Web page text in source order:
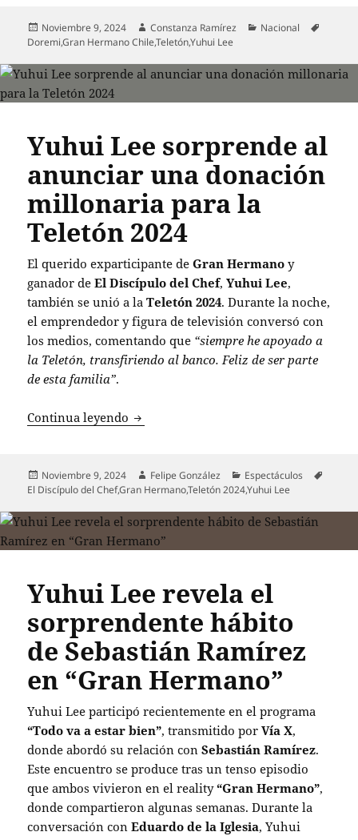
Publicado
el
Noviembre 9, 2024 Autor
Constanza Ramírez Categorías
Nacional
Doremi,Gran Hermano Chile,Teletón,Yuhui Lee
Yuhui Lee sorprende al
anunciar una donación
millonaria para la
Teletón 2024
El querido exparticipante deGran Hermano y
ganador deEl Discípulo del Chef,Yuhui Lee,
también se unió a laTeletón 2024. Durante la noche,
el emprendedor y figura de televisión conversó con
los medios, comentando que “siempre he apoyado a
la Teletón, transfiriendo al banco. Feliz de ser parte
de esta familia”.
Continua leyendo Yuhui Lee sorprende al anunciar una
Publicado
el
Noviembre 9, 2024 Autor
Felipe González Categorías
Espectáculos
El Discípulo del Chef,Gran Hermano,Teletón 2024,Yuhui Lee
Yuhui Lee revela el
sorprendente hábito
de Sebastián Ramírez
en “Gran Hermano”
Yuhui Lee participó recientemente en el programa
“Todo va a estar bien”, transmitido porVía X,
donde abordó su relación conSebastián Ramírez.
Este encuentro se produce tras un tenso episodio
que ambos vivieron en el reality“Gran Hermano”,
donde compartieron algunas semanas. Durante la
conversación conEduardo de la Iglesia, Yuhui